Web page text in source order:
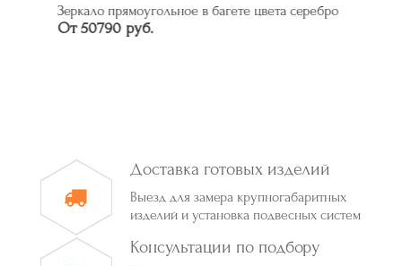
Зеркало прямоугольное в багете цвета серебро
От 50790 руб.
Доставка готовых изделий
Выезд для замера крупногабаритных
изделий и установка подвесных систем
Консультации по подбору